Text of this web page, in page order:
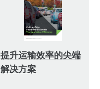
提升运输效率的尖端
解决方案